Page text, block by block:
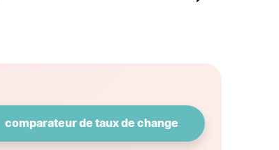
comparateur de taux de change